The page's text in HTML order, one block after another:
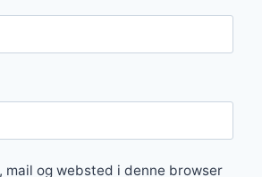
mail og websted i denne browser